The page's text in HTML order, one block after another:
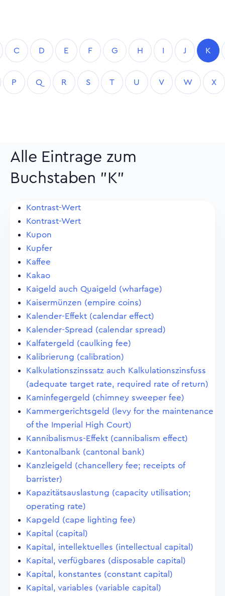
C D E F G H I J K
P Q R S T U V W X
Alle Eintrage zum
Buchstaben "K"
Kontrast-Wert
Kontrast-Wert
Kupon
Kupfer
Kaffee
Kakao
Kaigeld auch Quaigeld (wharfage)
Kaisermünzen (empire coins)
Kalender-Effekt (calendar effect)
Kalender-Spread (calendar spread)
Kalfatergeld (caulking fee)
Kalibrierung (calibration)
Kalkulationszinssatz auch Kalkulationszinsfuss
(adequate target rate, required rate of return)
Kaminfegergeld (chimney sweeper fee)
Kammergerichtsgeld (levy for the maintenance
of the Imperial High Court)
Kannibalismus-Effekt (cannibalism effect)
Kantonalbank (cantonal bank)
Kanzleigeld (chancellery fee; receipts of
barrister)
Kapazitätsauslastung (capacity utilisation;
operating rate)
Kapgeld (cape lighting fee)
Kapital (capital)
Kapital, intellektuelles (intellectual capital)
Kapital, verfügbares (disposable capital)
Kapital, konstantes (constant capital)
Kapital, variables (variable capital)